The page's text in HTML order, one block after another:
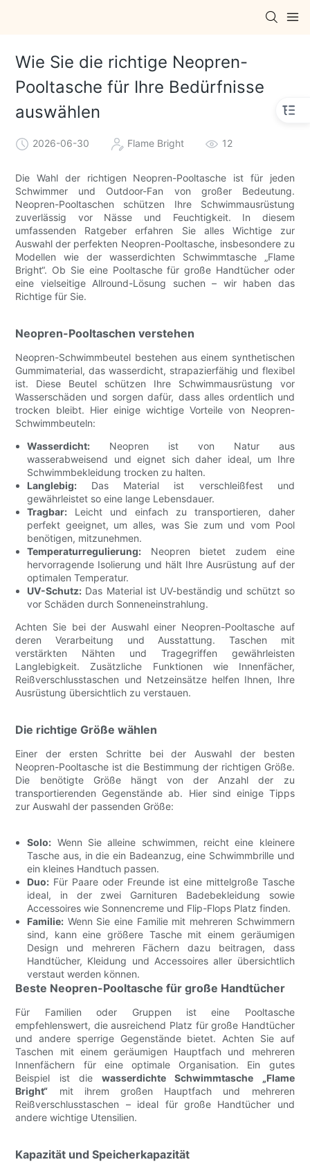
Wie Sie die richtige Neopren-
Pooltasche für Ihre Bedürfnisse
auswählen
2026-06-30 Flame Bright 12
Die Wahl der richtigen Neopren-Pooltasche ist für jeden
Schwimmer und Outdoor-Fan von großer Bedeutung.
Neopren-Pooltaschen schützen Ihre Schwimmausrüstung
zuverlässig vor Nässe und Feuchtigkeit. In diesem
umfassenden Ratgeber erfahren Sie alles Wichtige zur
Auswahl der perfekten Neopren-Pooltasche, insbesondere zu
Modellen wie der wasserdichten Schwimmtasche „Flame
Bright“. Ob Sie eine Pooltasche für große Handtücher oder
eine vielseitige Allround-Lösung suchen – wir haben das
Richtige für Sie.
Neopren-Pooltaschen verstehen
Neopren-Schwimmbeutel bestehen aus einem synthetischen
Gummimaterial, das wasserdicht, strapazierfähig und flexibel
ist. Diese Beutel schützen Ihre Schwimmausrüstung vor
Wasserschäden und sorgen dafür, dass alles ordentlich und
trocken bleibt. Hier einige wichtige Vorteile von Neopren-
Schwimmbeuteln:
Wasserdicht: Neopren ist von Natur aus
wasserabweisend und eignet sich daher ideal, um Ihre
Schwimmbekleidung trocken zu halten.
Langlebig: Das Material ist verschleißfest und
gewährleistet so eine lange Lebensdauer.
Tragbar: Leicht und einfach zu transportieren, daher
perfekt geeignet, um alles, was Sie zum und vom Pool
benötigen, mitzunehmen.
Temperaturregulierung: Neopren bietet zudem eine
hervorragende Isolierung und hält Ihre Ausrüstung auf der
optimalen Temperatur.
UV-Schutz: Das Material ist UV-beständig und schützt so
vor Schäden durch Sonneneinstrahlung.
Achten Sie bei der Auswahl einer Neopren-Pooltasche auf
deren Verarbeitung und Ausstattung. Taschen mit
verstärkten Nähten und Tragegriffen gewährleisten
Langlebigkeit. Zusätzliche Funktionen wie Innenfächer,
Reißverschlusstaschen und Netzeinsätze helfen Ihnen, Ihre
Ausrüstung übersichtlich zu verstauen.
Die richtige Größe wählen
Einer der ersten Schritte bei der Auswahl der besten
Neopren-Pooltasche ist die Bestimmung der richtigen Größe.
Die benötigte Größe hängt von der Anzahl der zu
transportierenden Gegenstände ab. Hier sind einige Tipps
zur Auswahl der passenden Größe:
Solo: Wenn Sie alleine schwimmen, reicht eine kleinere
Tasche aus, in die ein Badeanzug, eine Schwimmbrille und
ein kleines Handtuch passen.
Duo: Für Paare oder Freunde ist eine mittelgroße Tasche
ideal, in der zwei Garnituren Badebekleidung sowie
Accessoires wie Sonnencreme und Flip-Flops Platz finden.
Familie: Wenn Sie eine Familie mit mehreren Schwimmern
sind, kann eine größere Tasche mit einem geräumigen
Design und mehreren Fächern dazu beitragen, dass
Handtücher, Kleidung und Accessoires aller übersichtlich
verstaut werden können.
Beste Neopren-Pooltasche für große Handtücher
Für Familien oder Gruppen ist eine Pooltasche
empfehlenswert, die ausreichend Platz für große Handtücher
und andere sperrige Gegenstände bietet. Achten Sie auf
Taschen mit einem geräumigen Hauptfach und mehreren
Innenfächern für eine optimale Organisation. Ein gutes
Beispiel ist diewasserdichte Schwimmtasche „Flame
Bright“ mit ihrem großen Hauptfach und mehreren
Reißverschlusstaschen – ideal für große Handtücher und
andere wichtige Utensilien.
Kapazität und Speicherkapazität